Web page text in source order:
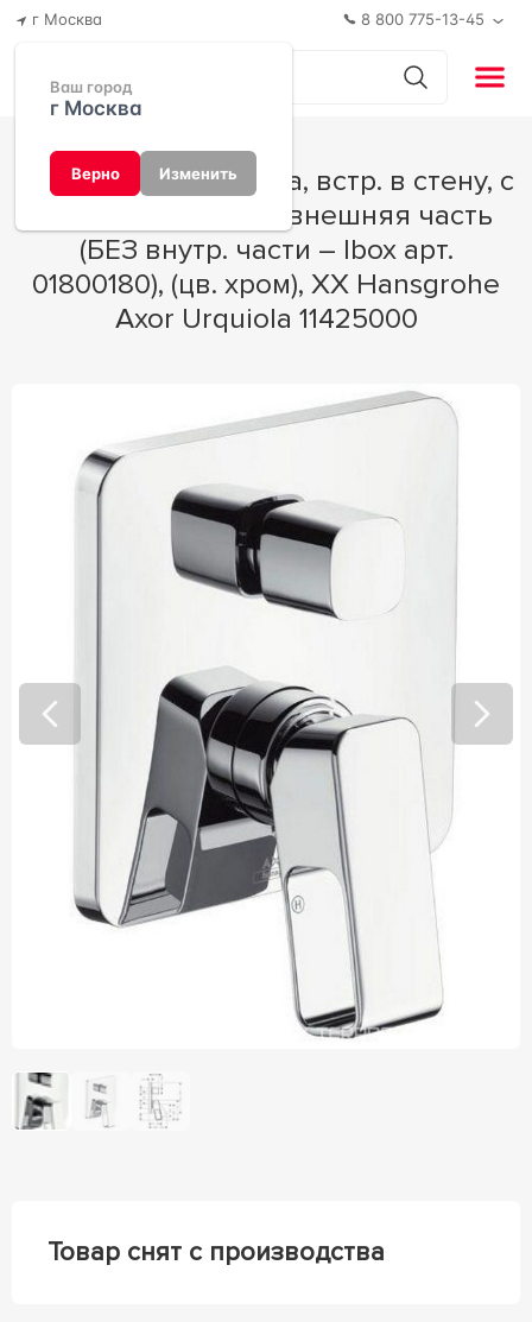
г Москва
Ваш город
г Москва
Верно Изменить
8 800 775-13-45
переключателем, внешняя часть
(БЕЗ внутр. части – Ibox арт.
01800180), (цв. хром), XX Hansgrohe
Axor Urquiola 11425000
Товар снят с производства